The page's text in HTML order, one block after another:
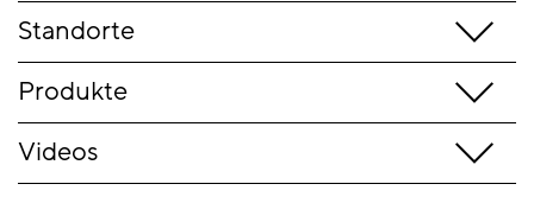
Standorte
Produkte
Videos